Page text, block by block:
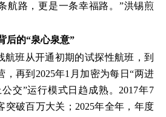
航路，更是一条幸福路。”洪锡煎
后的“泉心泉意”
航班从开通初期的试探性航班，到
，再到2025年1月加密为每日“两进
交”运行模式日趋成熟。2017年7
突破百万大关；2025年全年，年度